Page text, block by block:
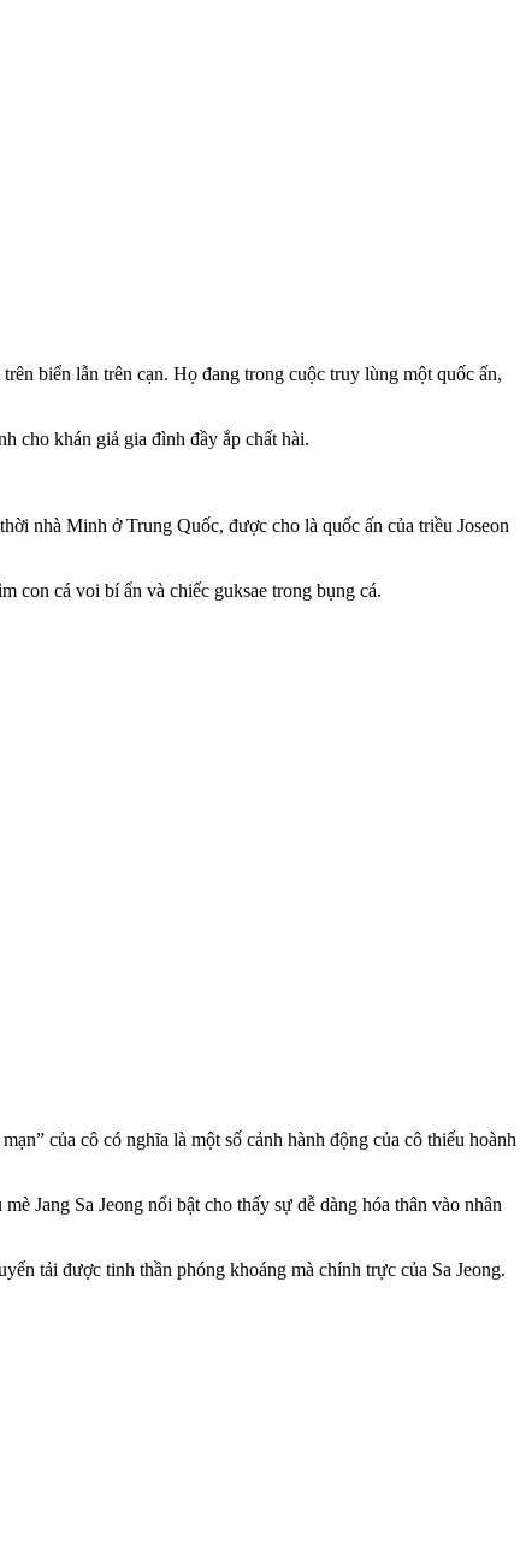
biển lẫn trên cạn. Họ đang trong cuộc truy lùng một quốc ấn,
cho khán giả gia đình đầy ắp chất hài.
nhà Minh ở Trung Quốc, được cho là quốc ấn của triều Joseon
con cá voi bí ẩn và chiếc guksae trong bụng cá.
của cô có nghĩa là một số cảnh hành động của cô thiếu hoành
Jang Sa Jeong nổi bật cho thấy sự dễ dàng hóa thân vào nhân
tải được tinh thần phóng khoáng mà chính trực của Sa Jeong.